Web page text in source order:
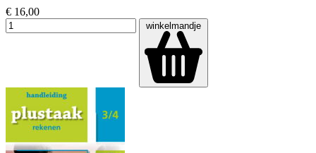
€ 16,00
winkelmandje